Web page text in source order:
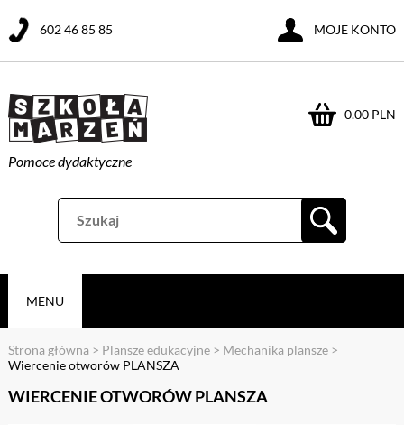
Pomoce dydaktyczne
0.00 PLN
602 46 85 85 MOJE KONTO
MENU
Strona główna > Plansze edukacyjne> Mechanika plansze>
Wiercenie otworów PLANSZA
WIERCENIE OTWORÓW PLANSZA